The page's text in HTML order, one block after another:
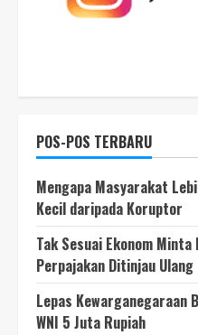
POS-POS TERBARU
Mengapa Masyarakat
Kecil daripada Koruptor
Tak Sesuai Ekonom
Perpajakan Ditinjau Ulang
Lepas Kewarganegaraan
WNI 5 Juta Rupiah